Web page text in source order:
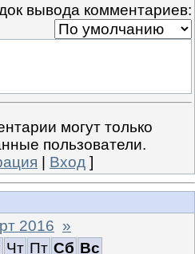
вывода комментариев:
могут только
пользователи.
Вход ]
2016 »
Чт Пт Сб Вс